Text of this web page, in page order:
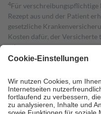
4Für
Rezept aus und der Patient
gesetzliche
Kosten dafür, der Versicherte
mit.
Grundsätzlich leisten
höchstens zehn Euro.
Es sind
Kosten der Leistung zu
Diese Regeln gelten
Bei Heilmitteln und